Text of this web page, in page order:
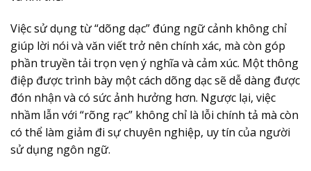
Việc sử dụng từ “dõng dạc” đúng ngữ cảnh không chỉ
giúp lời nói và văn viết trở nên chính xác, mà còn góp
phần truyền tải trọn vẹn ý nghĩa và cảm xúc. Một thông
điệp được trình bày một cách dõng dạcsẽ dễ dàng được
đón nhận và có sức ảnh hưởng hơn. Ngược lại, việc
nhầm lẫn với “rõng rạc” không chỉ là lỗi chính tả mà còn
có thể làm giảm đi sự chuyên nghiệp, uy tín của người
sử dụng ngôn ngữ.